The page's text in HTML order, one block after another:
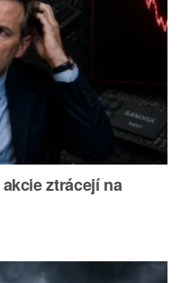
ztrácejí na